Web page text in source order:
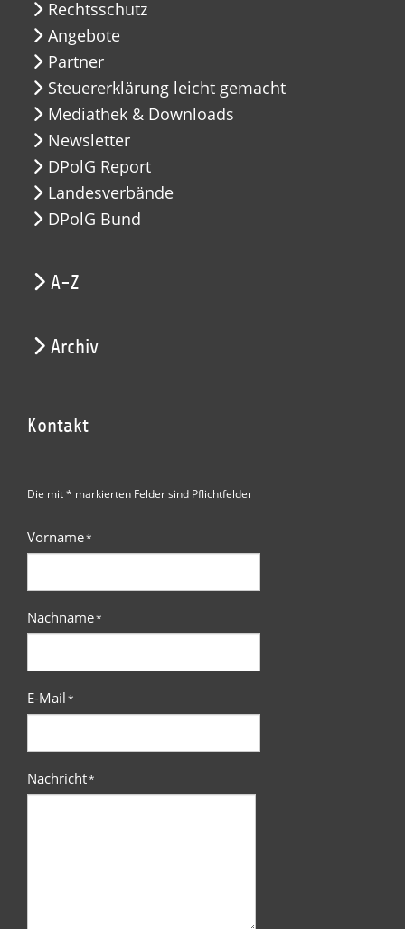
Rechtsschutz
Angebote
Partner
Steuererklärung leicht gemacht
Mediathek & Downloads
Newsletter
DPolG Report
Landesverbände
DPolG Bund
A-Z
Archiv
Kontakt
Die mit * markierten Felder sind Pflichtfelder
Vorname*
Nachname*
E-Mail*
Nachricht*